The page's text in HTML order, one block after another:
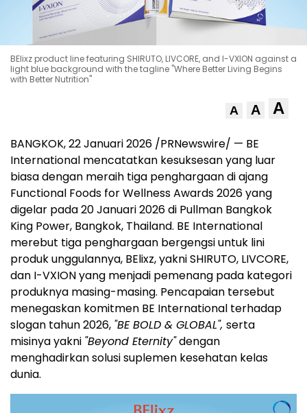
BElixz product line featuring SHIRUTO, LIVCORE, and I-VXION against a
light blue background with the tagline "Where Better Living Begins
with Better Nutrition"
A A A
BANGKOK, 22 Januari 2026 /PRNewswire/ — BE
International mencatatkan kesuksesan yang luar
biasa dengan meraih tiga penghargaan di ajang
Functional Foods for Wellness Awards 2026 yang
digelar pada 20 Januari 2026 di Pullman Bangkok
King Power, Bangkok, Thailand. BE International
merebut tiga penghargaan bergengsi untuk lini
produk unggulannya, BElixz, yakni SHIRUTO, LIVCORE,
dan I-VXION yang menjadi pemenang pada kategori
produknya masing-masing. Pencapaian tersebut
menegaskan komitmen BE International terhadap
slogan tahun 2026, "BE BOLD & GLOBAL", serta
misinya yakni "Beyond Eternity"dengan
menghadirkan solusi suplemen kesehatan kelas
dunia.